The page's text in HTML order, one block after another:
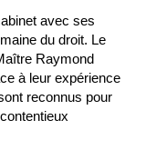
avec ses
du droit. Le
Raymond
à leur expérience
reconnus pour